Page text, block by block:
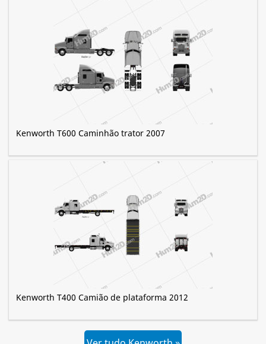
Kenworth T600 Caminhão trator 2007
Kenworth T400 Camião de plataforma 2012